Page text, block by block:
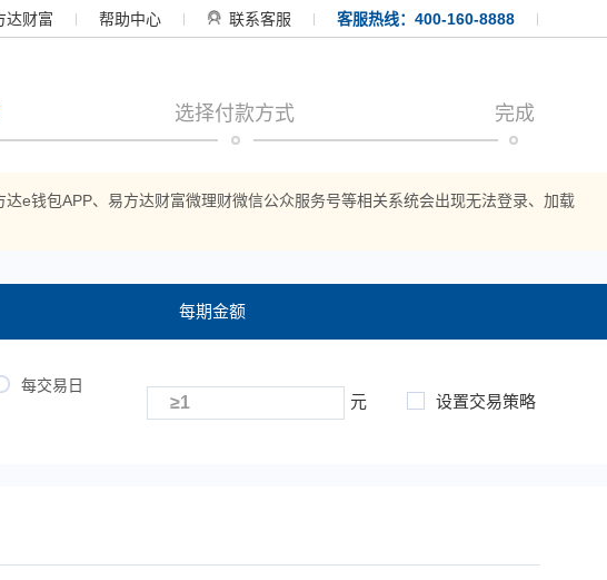
达财富 帮助中心 联系客服 客服热线：400-160-8888
选择付款方式 完成
e钱包APP、易方达财富微理财微信公众服务号等相关系统会出现无法登录、加载
每期金额
每交易日
元 设置交易策略